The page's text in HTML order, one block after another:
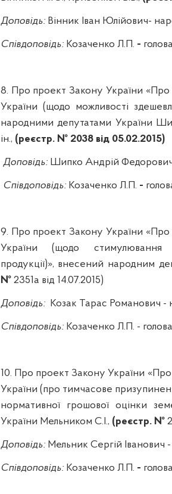
Доповідь: Вінник Іван Юлійович-
Співдоповідь:Козаченко Л.П. -
8. Про проект Закону України «Про
України (щодо можливості
народними депутатами України
ін., (реєстр. № 2038 від 05.02.2015)
Доповідь: Шипко Андрій
Співдоповідь: Козаченко Л.П. -
9. Про проект Закону України «Про
України (щодо стимулювання
продукції)», внесений народним
№ 2351а від 14.07.2015)
Доповідь: Козак Тарас Романович -
Співдоповідь: Козаченко Л.П. -
10. Про проект Закону України «Про
України (про тимчасове
нормативної грошової оцінки
України Мельником С.І., (реєстр. №
Доповідь: Мельник Сергій Іванович -
Співдоповідь: Козаченко Л.П. -